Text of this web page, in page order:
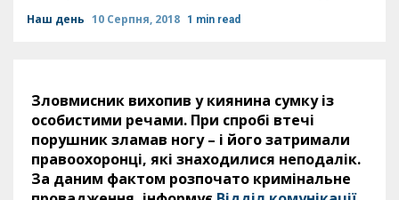
Наш день 10 Серпня, 2018 1 min read
Зловмисник вихопив у киянина сумку із
особистими речами. При спробі втечі
порушник зламав ногу – і його затримали
правоохоронці, які знаходилися неподалік.
За даним фактом розпочато кримінальне